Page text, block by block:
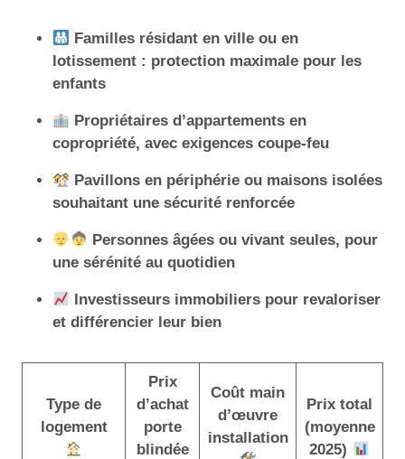
Familles résidant en ville ou en
lotissement : protection maximale pour les
enfants
Propriétaires d’appartements en
copropriété, avec exigences coupe-feu
Pavillons en périphérie ou maisons isolées
souhaitant une sécurité renforcée
Personnes âgées ou vivant seules, pour
une sérénité au quotidien
Investisseurs immobiliers pour revaloriser
et différencier leur bien
Type de
logement
Prix
d’achat
porte
blindée
Coût main
d’œuvre
installation
Prix total
(moyenne
2025)